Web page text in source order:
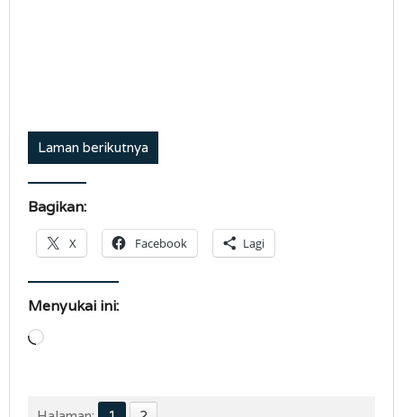
Laman berikutnya
Bagikan:
X Facebook Lagi
Menyukai ini:
Memuat...